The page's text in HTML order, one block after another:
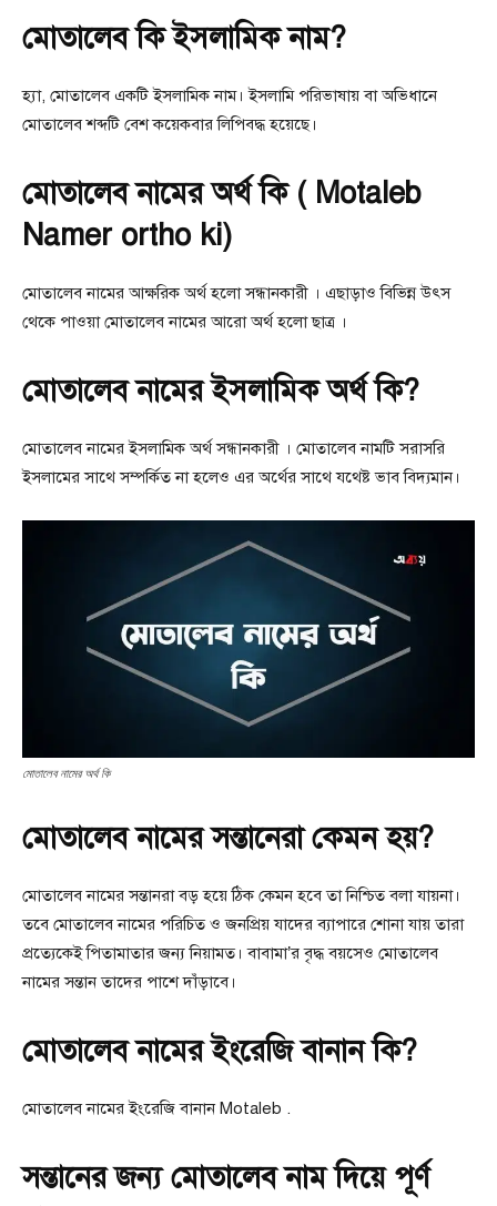
মোতালেব কি ইসলামিক নাম?
হ্যা, মোতালেব একটি ইসলামিক নাম। ইসলামি পরিভাষায় বা অভিধানে
মোতালেব শব্দটি বেশ কয়েকবার লিপিবদ্ধ হয়েছে।
মোতালেব নামের অর্থ কি ( Motaleb
Namer ortho ki)
মোতালেব নামের আক্ষরিক অর্থ হলো সন্ধানকারী । এছাড়াও বিভিন্ন উৎস
থেকে পাওয়া মোতালেব নামের আরো অর্থ হলো ছাত্র ।
মোতালেব নামের ইসলামিক অর্থ কি?
মোতালেব নামের ইসলামিক অর্থ সন্ধানকারী । মোতালেব নামটি সরাসরি
ইসলামের সাথে সম্পর্কিত না হলেও এর অর্থের সাথে যথেষ্ট ভাব বিদ্যমান।
মোতালেব নামের অর্থ কি
মোতালেব নামের সন্তানেরা কেমন হয়?
মোতালেব নামের সন্তানরা বড় হয়ে ঠিক কেমন হবে তা নিশ্চিত বলা যায়না।
তবে মোতালেব নামের পরিচিত ও জনপ্রিয় যাদের ব্যাপারে শোনা যায় তারা
প্রত্যেকেই পিতামাতার জন্য নিয়ামত। বাবামা’র বৃদ্ধ বয়সেও মোতালেব
নামের সন্তান তাদের পাশে দাঁড়াবে।
মোতালেব নামের ইংরেজি বানান কি?
মোতালেব নামের ইংরেজি বানান Motaleb .
সন্তানের জন্য মোতালেব নাম দিয়ে পূর্ণ